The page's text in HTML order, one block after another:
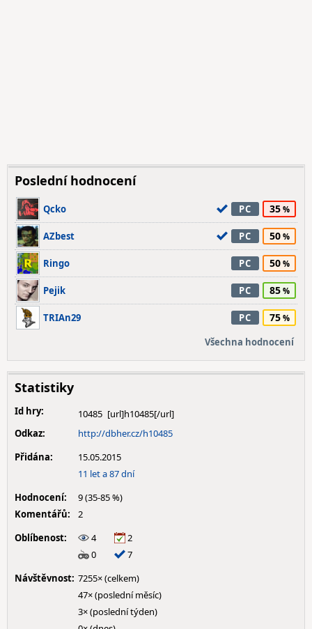
Poslední hodnocení
Qcko PC 35
AZbest PC 50
Ringo PC 50
Pejik PC 85
TRIAn29 PC 75
Všechna hodnocení
Statistiky
Id hry:
10485
Odkaz:
http://dbher.cz/h10485
Přidána:
15.05.2015
11 let a 87 dní
Hodnocení:
9 (35-85 %)
Komentářů:
2
Oblíbenost:
4
2
0
7
Návštěvnost: 7255× (celkem)
47× (poslední měsíc)
3× (poslední týden)